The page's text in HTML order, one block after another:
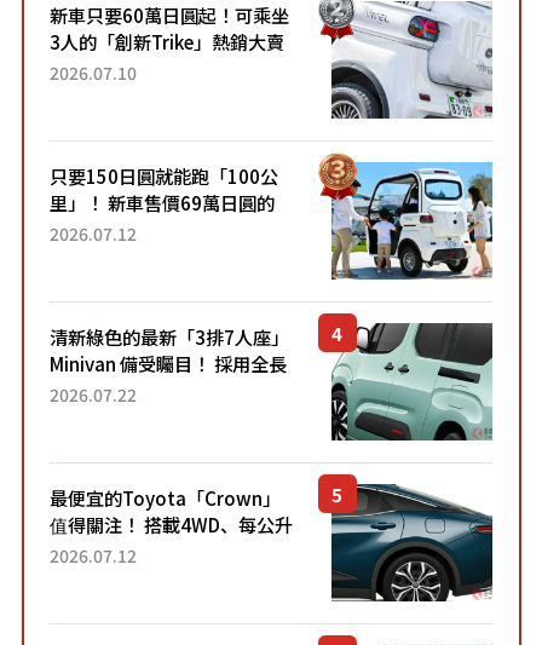
新車只要60萬日圓起！可乘坐
3人的「創新Trike」熱銷大賣
成為人氣車款！「養車成本真
2026.07.10
只要150日圓就能跑「100公
里」！ 新車售價69萬日圓的
「3人座」Trike大受歡迎！ 順
2026.07.12
清新綠色的最新「3排7人座」
Minivan 備受矚目！ 採用全長
4.7公尺剛剛好的車身尺寸與
2026.07.22
最便宜的Toyota「Crown」
值得關注！ 搭載4WD、每公升
22.4公里低油耗表現超亮眼！
2026.07.12